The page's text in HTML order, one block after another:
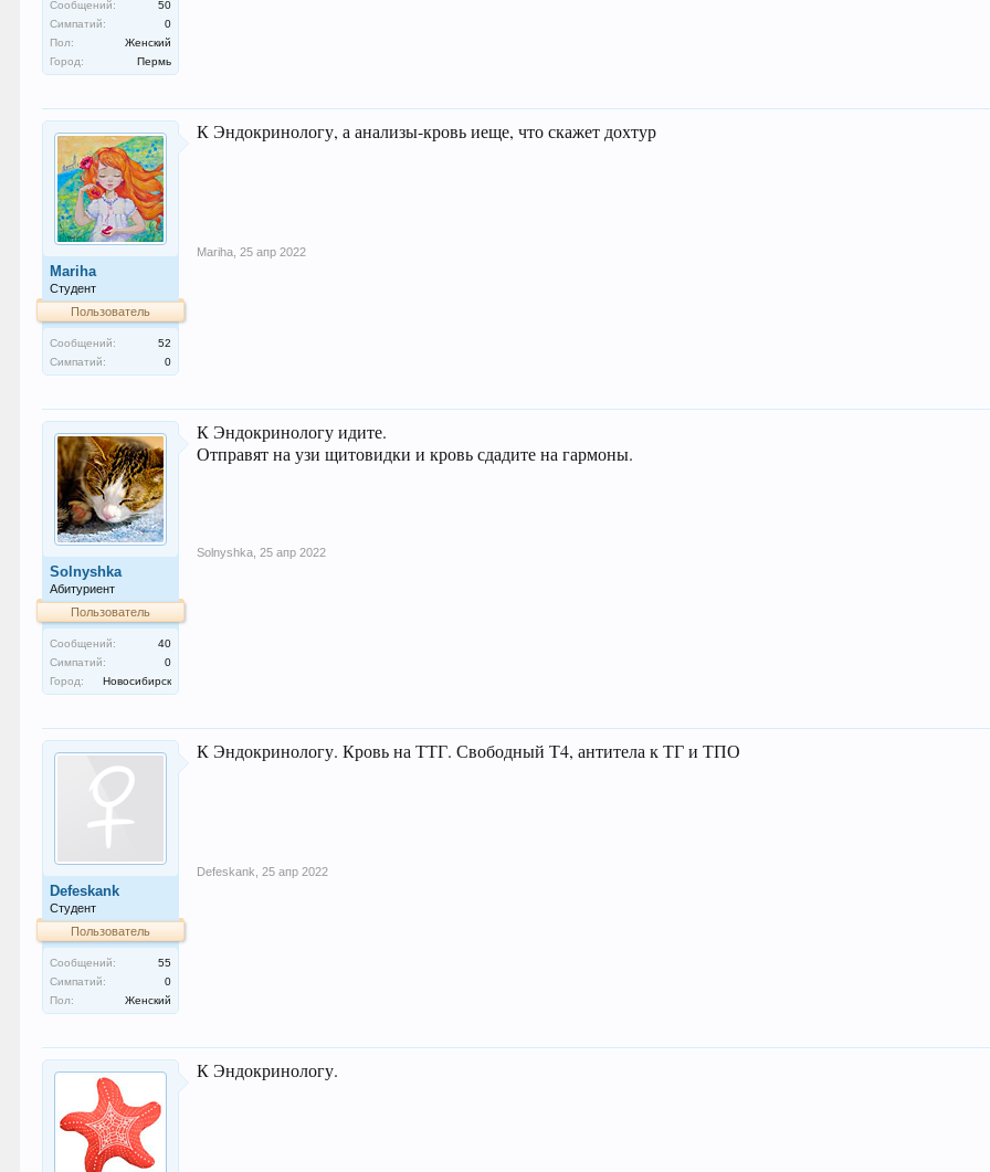
Сообщений:
50
Симпатий:
0
Пол:
Женский
Город:
Пермь
Mariha
Студент
Пользователь
Сообщений:
52
Симпатий:
0
К Эндокринологу, а анализы-кровь иеще, что скажет дохтур
Mariha 25 апр 2022
Solnyshka
Абитуриент
Пользователь
Сообщений:
40
Симпатий:
0
Город:
Новосибирск
К Эндокринологу идите.
Отправят на узи щитовидки и кровь сдадите на гармоны.
Solnyshka 25 апр 2022
Defeskank
Студент
Пользователь
Сообщений:
55
Симпатий:
0
Пол:
Женский
К Эндокринологу. Кровь на ТТГ. Свободный Т4, антитела к ТГ и ТПО
Defeskank 25 апр 2022
К Эндокринологу.